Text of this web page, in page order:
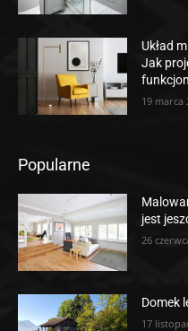
Układ
Jak
19 marca
Popularne
jest
26
Domek
17